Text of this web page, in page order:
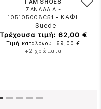
I AM SHOES
ΣΑΝΔΑΛΙΑ -
105105008C51 - ΚΑΦΕ
-Suede
Τρέχουσα τιμή: 62,00 €
Τιμή καταλόγου: 69,00 €
+2 χρώματα